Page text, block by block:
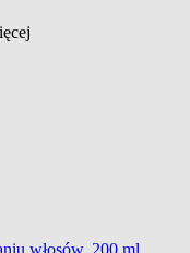
włosów, 200 ml